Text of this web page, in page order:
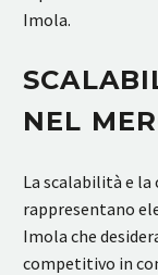
Imola.
NEL
La scalabilità e
rappresentano
Imola che
competitivo in